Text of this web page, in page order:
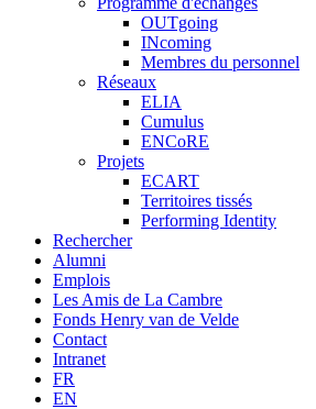
OUTgoing
INcoming
Membres du personnel
Réseaux
ELIA
Cumulus
ENCoRE
Projets
ECART
Territoires tissés
Performing Identity
Rechercher
Alumni
Emplois
Les Amis de La Cambre
Fonds Henry van de Velde
Contact
Intranet
FR
EN